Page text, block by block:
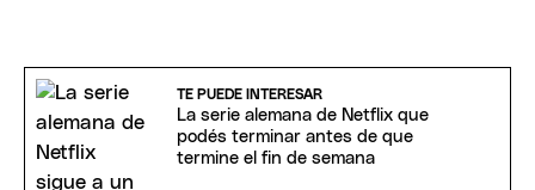
TE PUEDE INTERESAR
La serie alemana de Netflix que
podés terminar antes de que
termine el fin de semana